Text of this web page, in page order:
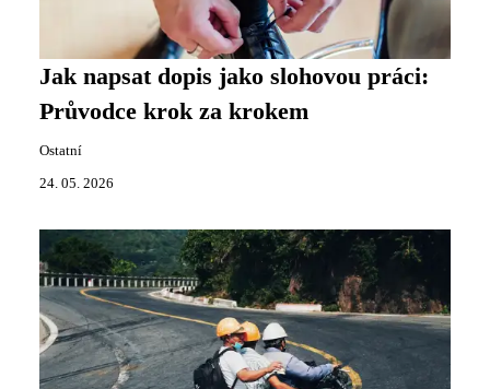
Jak napsat dopis jako slohovou práci:
Průvodce krok za krokem
Ostatní
24. 05. 2026